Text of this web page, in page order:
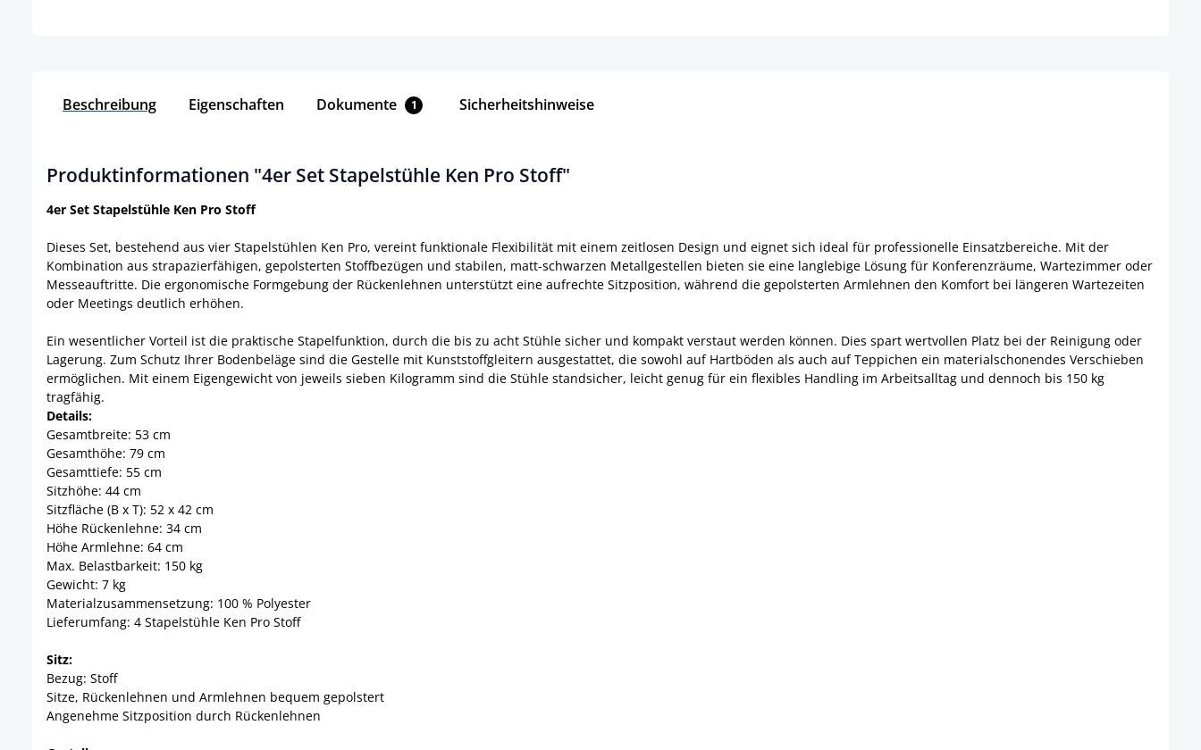
Beschreibung Eigenschaften Dokumente 1 Sicherheitshinweise
Produktinformationen "4er Set Stapelstühle Ken Pro Stoff"
4er Set Stapelstühle Ken Pro Stoff
Dieses Set, bestehend aus vier Stapelstühlen Ken Pro, vereint funktionale Flexibilität mit einem zeitlosen Design und eignet sich ideal für professionelle Einsatzbereiche. Mit der
Kombination aus strapazierfähigen, gepolsterten Stoffbezügen und stabilen, matt-schwarzen Metallgestellen bieten sie eine langlebige Lösung für Konferenzräume, Wartezimmer oder
Messeauftritte. Die ergonomische Formgebung der Rückenlehnen unterstützt eine aufrechte Sitzposition, während die gepolsterten Armlehnen den Komfort bei längeren Wartezeiten
oder Meetings deutlich erhöhen.
Ein wesentlicher Vorteil ist die praktische Stapelfunktion, durch die bis zu acht Stühle sicher und kompakt verstaut werden können. Dies spart wertvollen Platz bei der Reinigung oder
Lagerung. Zum Schutz Ihrer Bodenbeläge sind die Gestelle mit Kunststoffgleitern ausgestattet, die sowohl auf Hartböden als auch auf Teppichen ein materialschonendes Verschieben
ermöglichen. Mit einem Eigengewicht von jeweils sieben Kilogramm sind die Stühle standsicher, leicht genug für ein flexibles Handling im Arbeitsalltag und dennoch bis 150 kg
tragfähig.
Details:
Gesamtbreite: 53 cm
Gesamthöhe: 79 cm
Gesamttiefe: 55 cm
Sitzhöhe: 44 cm
Sitzfläche (B x T): 52 x 42 cm
Höhe Rückenlehne: 34 cm
Höhe Armlehne: 64 cm
Max. Belastbarkeit: 150 kg
Gewicht: 7 kg
Materialzusammensetzung: 100 % Polyester
Lieferumfang: 4 Stapelstühle Ken Pro Stoff
Sitz:
Bezug: Stoff
Sitze, Rückenlehnen und Armlehnen bequem gepolstert
Angenehme Sitzposition durch Rückenlehnen